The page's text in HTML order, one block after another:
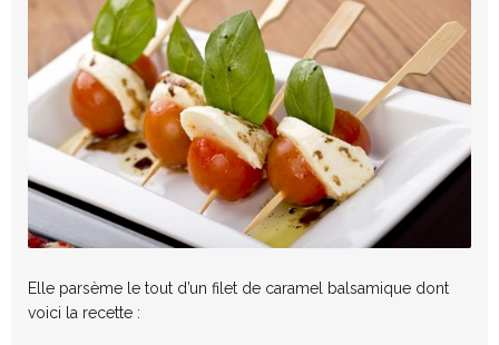
Elle parsème le tout d’un filet de caramel balsamique dont
voici la recette :